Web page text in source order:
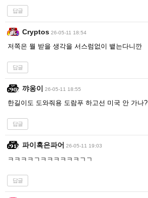
답글
Cryptos 26-05-11 18:54
저쪽은 뭘 받을 생각을 서스럼없이 뱉는다니깐
답글
꺄옹이 26-05-11 18:55
한길이도 도와줘용 도람푸 하고선 미국 안 가나?
답글
파이혹은파어 26-05-11 19:03
ㅋㅋㅋㅋㄱㅋㅋㅋㅋㅋㅋㄱㄱ
답글